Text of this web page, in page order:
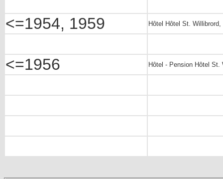
<=1954, 1959 Hôtel Hôtel St.
<=1956 Hôtel - Pension Hôtel St.